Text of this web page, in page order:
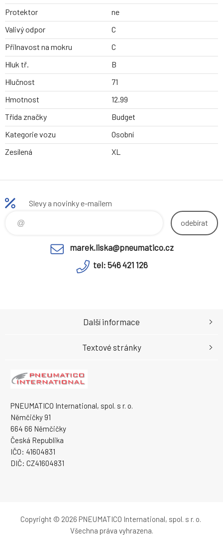
Protektor
ne
Valivý odpor
C
Přilnavost na mokru
C
Hluk tř.
B
Hlučnost
71
Hmotnost
12.99
Třída značky
Budget
Kategorie vozu
Osobní
Zesílená
XL
Slevy a novinky e-mailem
odebírat
marek.liska@pneumatico.cz
tel: 546 421 126
PNEUMATICO International, spol. s r. o.
Němčičky 91
664 66 Němčičky
Česká Republika
IČO: 41604831
DIČ: CZ41604831
Další informace
Textové stránky
Copyright © 2026 PNEUMATICO International, spol. s r. o.
Všechna práva vyhrazena.